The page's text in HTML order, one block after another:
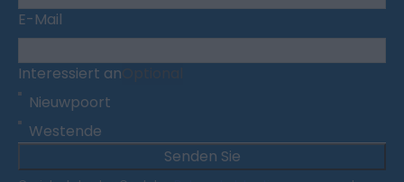
E-Mail
Interessiert an
Nieuwpoort
Westende
Senden Sie